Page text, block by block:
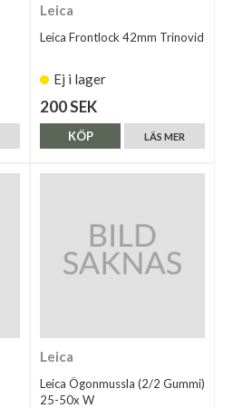
Leica
Leica Frontlock 42mm Trinovid
Ej i lager
200 SEK
LÄS MER
KÖP
Leica
Leica Ögonmussla (2/2 Gummi)
25-50x W